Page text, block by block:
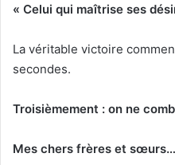
« Celui qui maîtrise ses
La véritable victoire
secondes.
Troisièmement : on ne
Mes chers frères et sœurs…